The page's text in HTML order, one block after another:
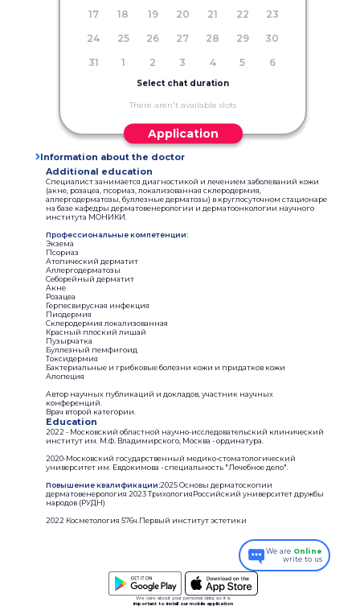
17
18 19 20 21 22
23
24
25 26 27 28 29
30
31
1 2 3 4 5 6
Select chat duration
There aren't available slots
Application
Information about the doctor
Additional education
Специалист занимается диагностикой и лечением заболеваний кожи
(акне, розацеа, псориаз, локализованная склеродермия,
аллергодерматозы, буллезные дерматозы) в круглосуточном стационаре
на базе кафедры дерматовенерологии и дерматоонкологии научного
института МОНИКИ.
Профессиональные компетенции:
Экзема
Псориаз
Атопический дерматит
Аллергодерматозы
Себорейный дерматит
Акне
Розацеа
Герпесвирусная инфекция
Пиодермия
Склеродермия локализованная
Красный плоский лишай
Пузырчатка
Буллезный пемфигоид
Токсидермия
Бактериальные и грибковые болезни кожи и придатков кожи
Алопеция
Автор научных публикаций и докладов, участник научных
конференций.
Врач второй категории.
Education
2022 - Московский областной научно-исследовательский клинический
институт им. М.Ф. Владимирского, Москва - ординатура.
2020-Московский государственный медико-стоматологический
университет им. Евдокимова - специальность "Лечебное дело".
Повышение квалификации:2025 Основы дерматоскопии
дерматовенерология 2023 ТрихологияРоссийский университет дружбы
народов (РУДН)
2022 Косметология 576ч.Первый институт эстетики
We are Online
write to us
We care about your personal data, so it is
important to install our mobile application